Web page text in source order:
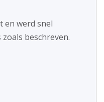
en werd snel
beschreven.